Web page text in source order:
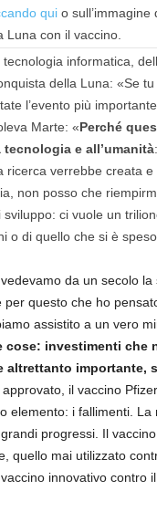
qui o
Luna con il vaccino.
informatica,
della Luna: «Se
l’evento più
Marte: «Perché
e all’umanità
verrebbe creata
non posso che
ci vuole un
o di quello che si è
da un secolo
questo che ho
assistito a un vero
investimenti che
altrettanto importante,
il vaccino
elemento: i fallimenti.
progressi. Il
quello mai utilizzato
innovativo contro